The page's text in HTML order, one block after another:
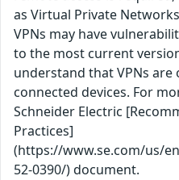
as Virtual Private
VPNs may have
to the most current
understand that VPNs are
connected devices. For
Schneider Electric
Practices]
(https://www.se.com/us/
52-0390/) document.